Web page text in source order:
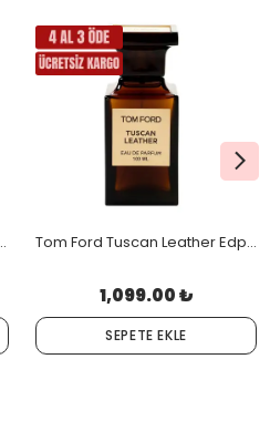
Edp 75 Ml Tom Ford Tuscan Leather Edp 100 Ml Unisex
1,099.00 ₺
SEPETE EKLE